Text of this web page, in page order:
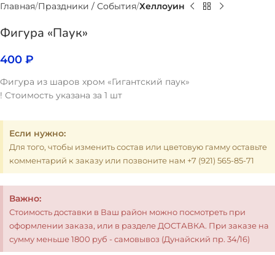
Главная Праздники / События Хеллоуин
Фигура «Паук»
400 ₽
Фигура из шаров хром «Гигантский паук»
! Стоимость указана за 1 шт
Если нужно:
Для того, чтобы изменить состав или цветовую гамму оставьте
комментарий к заказу или позвоните нам +7 (921) 565-85-71
Важно:
Стоимость доставки в Ваш район можно посмотреть при
оформлении заказа, или в разделе ДОСТАВКА. При заказе на
сумму меньше 1800 руб - самовывоз (Дунайский пр. 34/16)